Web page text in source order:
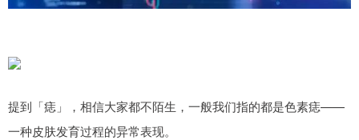
提到「痣」，相信大家都不陌生，一般我们指的都是色素痣——
一种皮肤发育过程的异常表现。